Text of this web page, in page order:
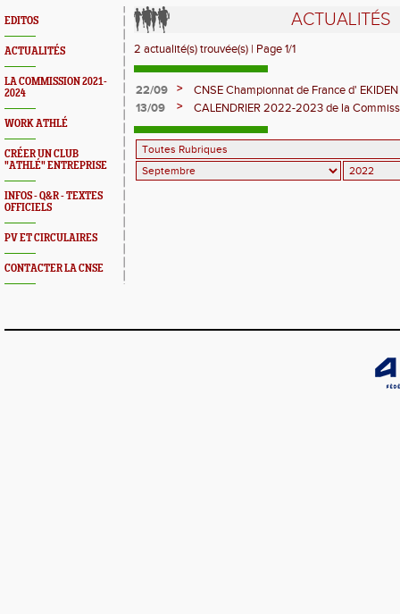
EDITOS
ACTUALITÉS
LA COMMISSION 2021-
2024
WORK ATHLÉ
CRÉER UN CLUB
"ATHLÉ" ENTREPRISE
INFOS - Q&R - TEXTES
OFFICIELS
PV ET CIRCULAIRES
CONTACTER LA CNSE
ACTUALITÉS
2 actualité(s) trouvée(s) | Page 1/1
22/09 >
CNSE Championnat de France d'
13/09
>
CALENDRIER 2022-2023 de la